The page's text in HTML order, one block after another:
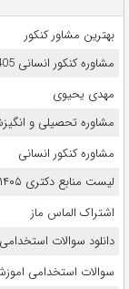
بهترین مشاور کنکور
مشاوره کنکور انسانی 1405
مهدی یحیوی
مشاوره تحصیلی و
مشاوره کنکور انسانی
لیست منابع دکتری ۱۴۰۵
اشتراک الماس ماز
دانلود سوالات
سوالات استخدامی